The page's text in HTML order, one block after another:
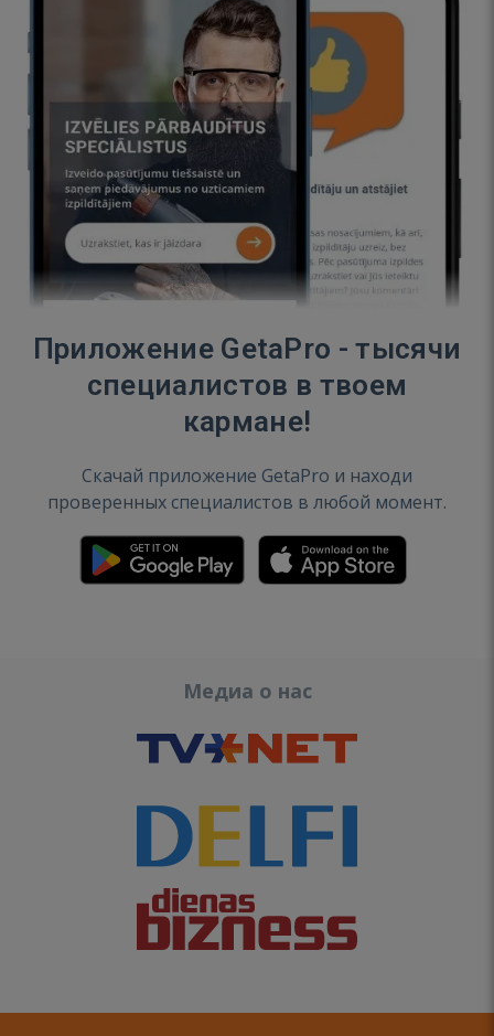
Приложение GetaPro - тысячи
специалистов в твоем
кармане!
Скачай приложение GetaPro и находи
проверенных специалистов в любой момент.
Медиа о нас